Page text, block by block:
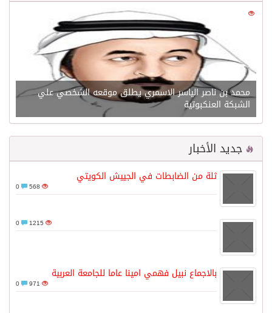
21542
محمد بن ناصر الياسر الاسمري يطلق موقعه الشخصي علي
الشبكة العنكبوتية
جديد الأخبار
ثلة من الضابطات في الجييش الكويتي
568
1215
بالاجماع نبيل فهمي امينا عاما للجامعة العربية
971